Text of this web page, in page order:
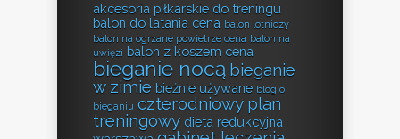
akcesoria piłkarskie do treningu
balon do latania cena balon lotniczy
balon na ogrzane powietrze cena balon na
uwięzi balon z koszem cena
bieganie nocą bieganie
w zimie bieżnie używane blog o
bieganiu czterodniowy plan
treningowy dieta redukcyjna